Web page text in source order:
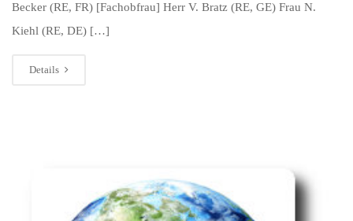
Becker (RE, FR) [Fachobfrau] Herr V. Bratz (RE, GE) Frau N.
Kiehl (RE, DE) […]
Details